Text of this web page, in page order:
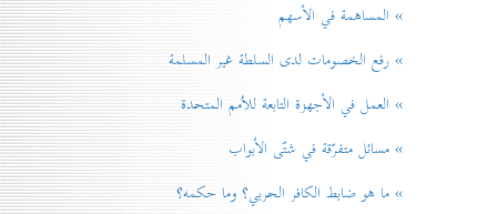
» المساهمة في الأسهم
» رفع الخصومات لدی السلطة غير المسلمة
» العمل في الأجهزة التابعة للاُمم المتحدة
» مسائل متفرّقة في شتّی الأبواب
» ما هو ضابط الكافر الحربي؟ وما حكمه؟